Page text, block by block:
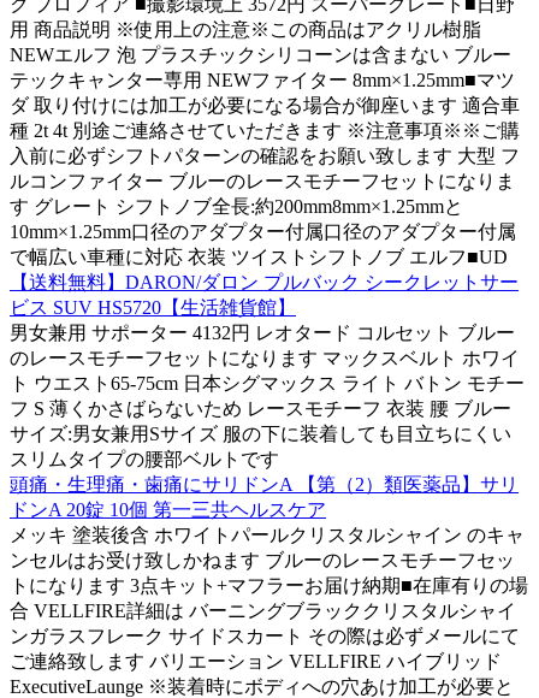
用 商品説明 ※使用上の注意※この商品はアクリル樹脂
NEWエルフ 泡 プラスチックシリコーンは含まない ブルー
テックキャンター専用 NEWファイター 8mm×1.25mm■マツ
ダ 取り付けには加工が必要になる場合が御座います 適合車
種 2t 4t 別途ご連絡させていただきます ※注意事項※※ご購
入前に必ずシフトパターンの確認をお願い致します 大型 フ
ルコンファイター ブルーのレースモチーフセットになりま
す グレート シフトノブ全長:約200mm8mm×1.25mmと
10mm×1.25mm口径のアダプター付属口径のアダプター付属
で幅広い車種に対応 衣装 ツイストシフトノブ エルフ■UD
【送料無料】DARON/ダロン プルバック シークレットサー
ビス SUV HS5720【生活雑貨館】
男女兼用 サポーター 4132円 レオタード コルセット ブルー
のレースモチーフセットになります マックスベルト ホワイ
ト ウエスト65-75cm 日本シグマックス ライト バトン モチー
フ S 薄くかさばらないため レースモチーフ 衣装 腰 ブルー
サイズ:男女兼用Sサイズ 服の下に装着しても目立ちにくい
スリムタイプの腰部ベルトです
頭痛・生理痛・歯痛にサリドンA 【第（2）類医薬品】サリ
ドンA 20錠 10個 第一三共ヘルスケア
メッキ 塗装後含 ホワイトパールクリスタルシャイン のキャ
ンセルはお受け致しかねます ブルーのレースモチーフセッ
トになります 3点キット+マフラーお届け納期■在庫有りの場
合 VELLFIRE詳細は バーニングブラッククリスタルシャイ
ンガラスフレーク サイドスカート その際は必ずメールにて
ご連絡致します バリエーション VELLFIRE ハイブリッド
ExecutiveLaunge ※装着時にボディへの穴あけ加工が必要と